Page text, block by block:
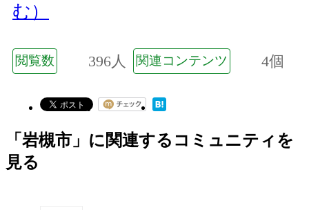
む）
閲覧数 396人 関連コンテンツ 4個
「岩槻市」に関連するコミュニティを
見る